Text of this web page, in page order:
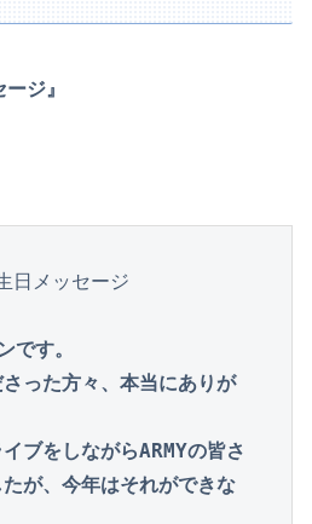
ジ』
メッセージ
です。
った方々、本当にありが
ブをしながらARMYの皆さ
が、今年はそれができな